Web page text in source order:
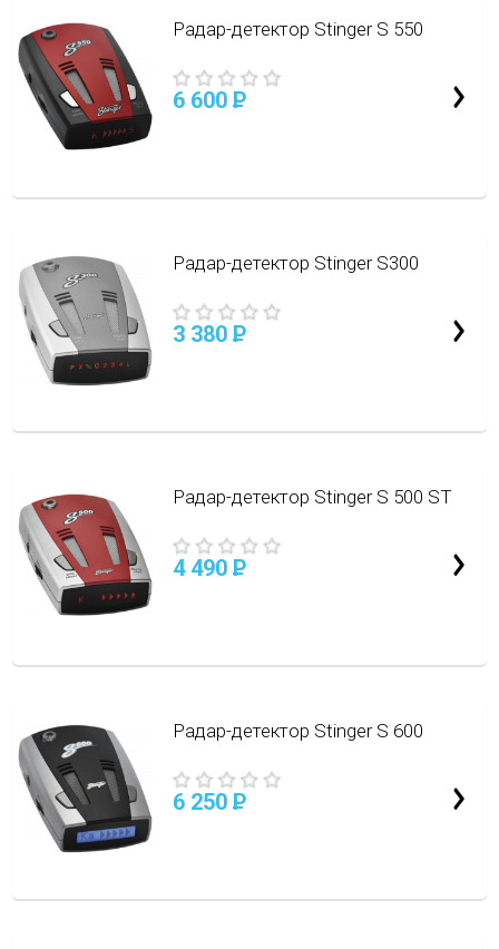
Радар-детектор Stinger S 550
6 600 P
Радар-детектор Stinger S300
3 380 P
Радар-детектор Stinger S 500 ST
4 490 P
Радар-детектор Stinger S 600
6 250 P